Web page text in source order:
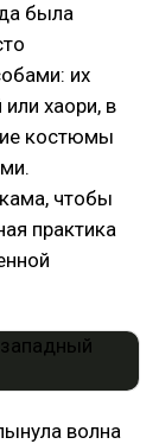
была
их
хаори, в
костюмы
чтобы
практика
волна